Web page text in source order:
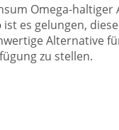
Omega-
ist es gelungen,
Alternative
zu stellen.